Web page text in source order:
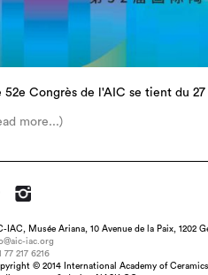
52e Congrès de l'AIC se tient du
more...)
IAC, Musée Ariana, 10 Avenue de la Paix, 1202
iac.org
77 217 6216
© 2014 International Academy of Ceramics